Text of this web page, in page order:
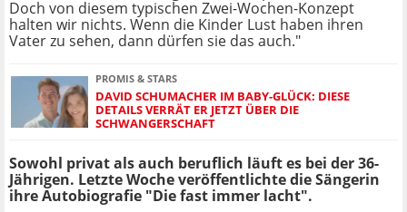
Doch von diesem typischen Zwei-Wochen-Konzept
halten wir nichts. Wenn die Kinder Lust haben ihren
Vater zu sehen, dann dürfen sie das auch."
PROMIS & STARS
DAVID SCHUMACHER IM BABY-GLÜCK: DIESE
DETAILS VERRÄT ER JETZT ÜBER DIE
SCHWANGERSCHAFT
Sowohl privat als auch beruflich läuft es bei der 36-
Jährigen. Letzte Woche veröffentlichte die Sängerin
ihre Autobiografie "Die fast immer lacht".